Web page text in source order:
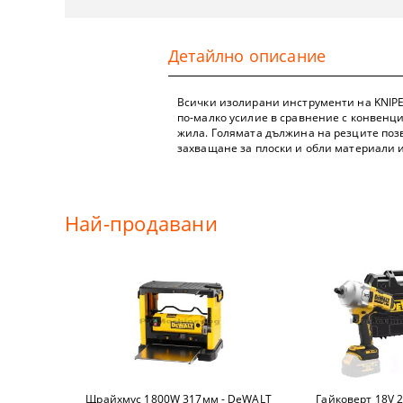
ФЕНЕРИ
НОЖИЦИ
ЛОЗАРСКИ
ЛОПАТИ И
ДРУГИ
МАРКЕРИ,
НОЖОВЕ И
ОТВЕРТКИ
КОРДИ ЗА
ДИСКОВЕ
ШКУРКИ
Детайлно описание
Всички изолирани инструменти на
по-малко усилие в сравнение с
жила. Голямата дължина на резците
захващане за плоски и обли материали
Най-продавани
Щрайхмус 1800W 317мм - DeWALT
Гайковерт 18V